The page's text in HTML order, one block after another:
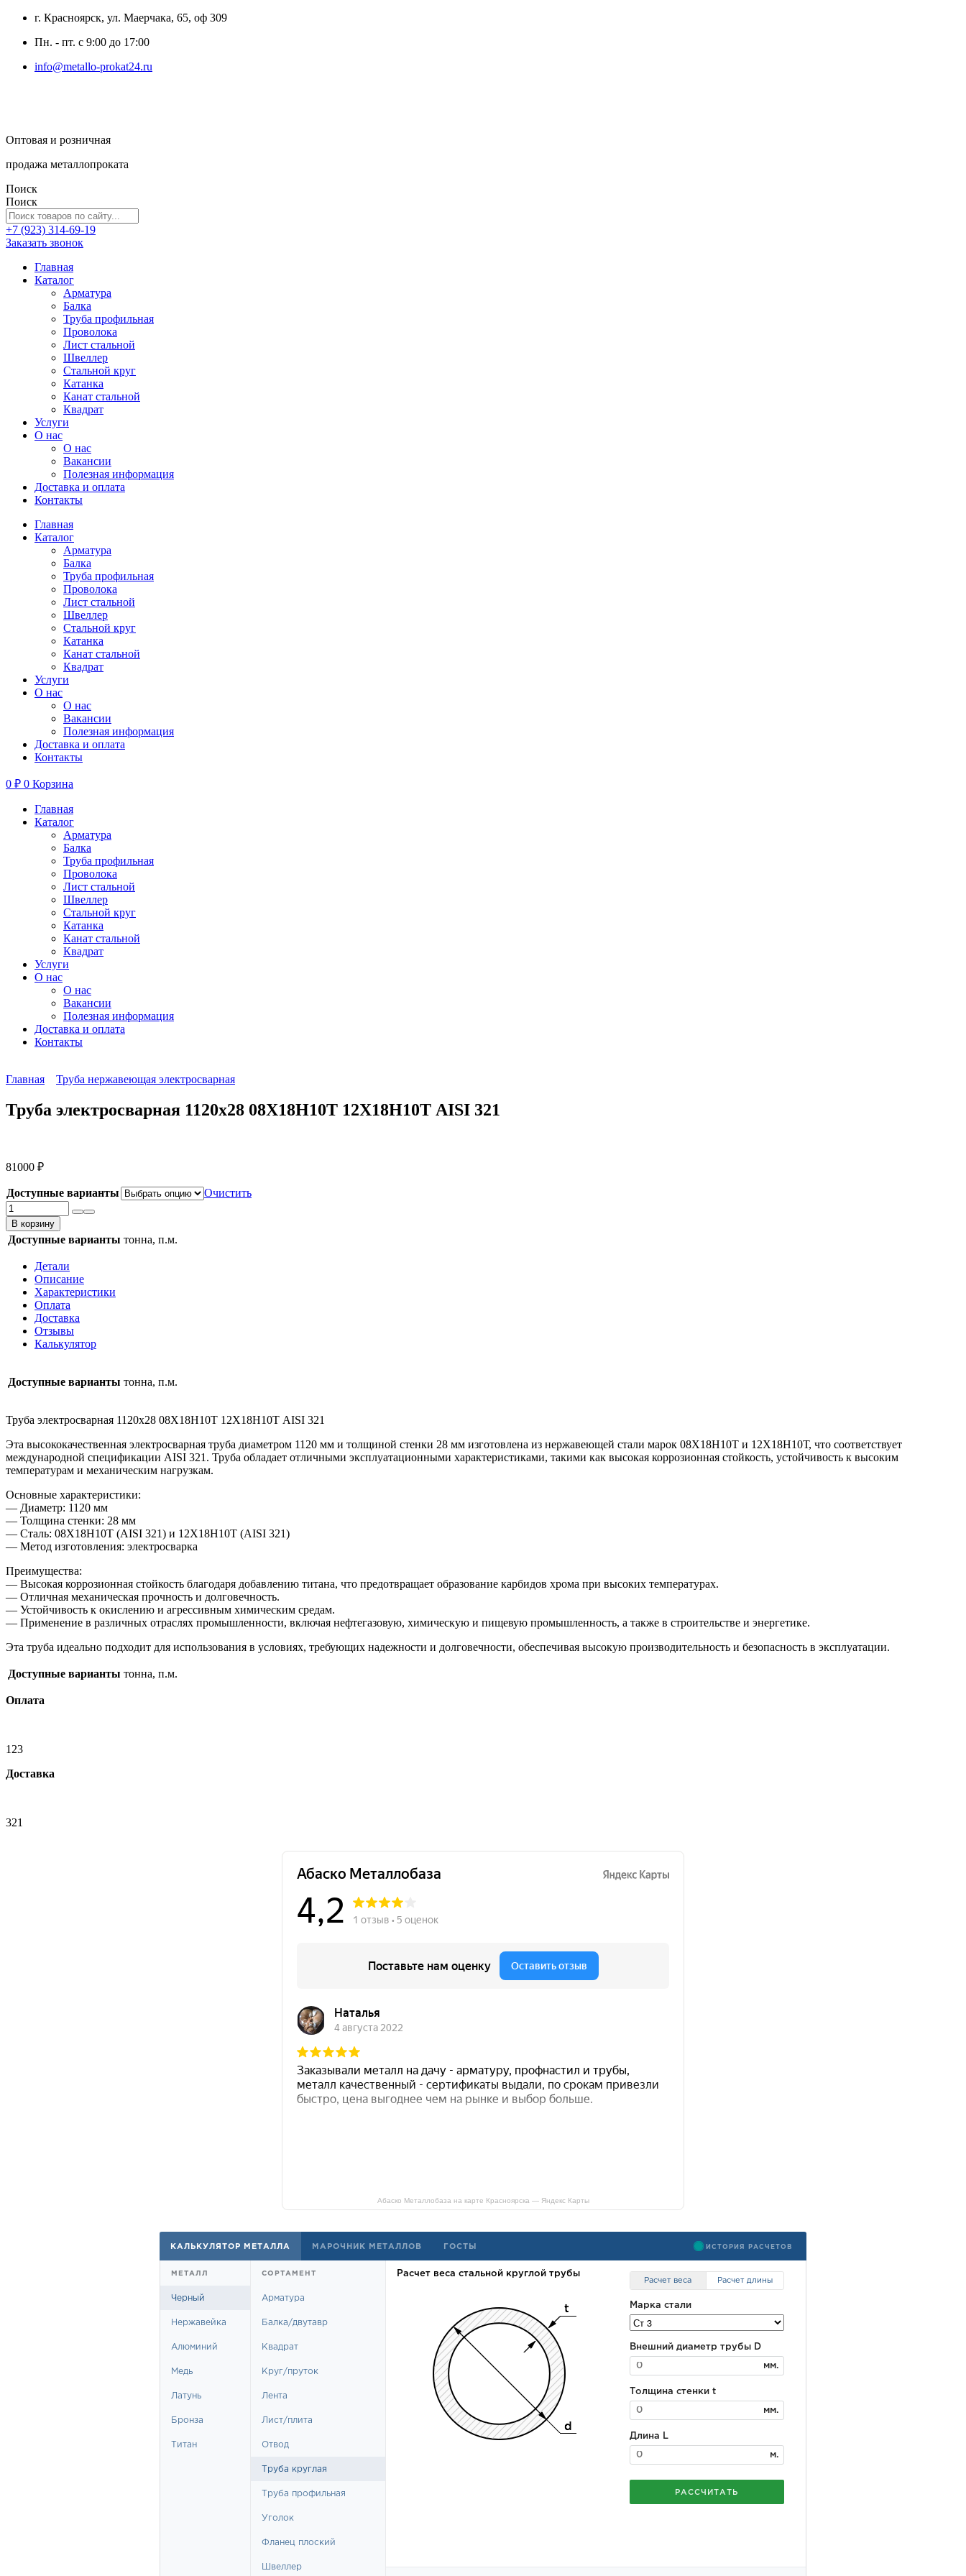
г. Красноярск, ул. Маерчака, 65, оф 309
Пн. - пт. с 9:00 до 17:00
info@metallo-prokat24.ru
Оптовая и розничная
продажа металлопроката
Поиск
Поиск
+7 (923) 314-69-19
Заказать звонок
Главная
Каталог
Арматура
Балка
Труба профильная
Проволока
Лист стальной
Швеллер
Стальной круг
Катанка
Канат стальной
Квадрат
Услуги
О нас
О нас
Вакансии
Полезная информация
Доставка и оплата
Контакты
Главная
Каталог
Арматура
Балка
Труба профильная
Проволока
Лист стальной
Швеллер
Стальной круг
Катанка
Канат стальной
Квадрат
Услуги
О нас
О нас
Вакансии
Полезная информация
Доставка и оплата
Контакты
0 ₽ 0 Корзина
Главная
Каталог
Арматура
Балка
Труба профильная
Проволока
Лист стальной
Швеллер
Стальной круг
Катанка
Канат стальной
Квадрат
Услуги
О нас
О нас
Вакансии
Полезная информация
Доставка и оплата
Контакты
Главная Труба нержавеющая электросварная
Труба электросварная 1120х28 08Х18Н10Т 12Х18Н10Т AISI 321
81000 ₽
Доступные варианты
Очистить
Количество
товара
Труба
электросварная
08Х18Н10Т
12Х18Н10Т
AISI
В корзину
Доступные варианты тонна, п.м.
Детали
Описание
Характеристики
Оплата
Доставка
Отзывы
Калькулятор
Доступные варианты тонна, п.м.
Труба электросварная 1120х28 08Х18Н10Т 12Х18Н10Т AISI 321
Эта высококачественная электросварная труба диаметром 1120 мм и толщиной стенки 28 мм изготовлена из нержавеющей стали марок 08Х18Н10Т и 12Х18Н10Т, что соответствует
международной спецификации AISI 321. Труба обладает отличными эксплуатационными характеристиками, такими как высокая коррозионная стойкость, устойчивость к высоким
температурам и механическим нагрузкам.
Основные характеристики:
— Диаметр: 1120 мм
— Толщина стенки: 28 мм
— Сталь: 08Х18Н10Т (AISI 321) и 12Х18Н10Т (AISI 321)
— Метод изготовления: электросварка
Преимущества:
— Высокая коррозионная стойкость благодаря добавлению титана, что предотвращает образование карбидов хрома при высоких температурах.
— Отличная механическая прочность и долговечность.
— Устойчивость к окислению и агрессивным химическим средам.
— Применение в различных отраслях промышленности, включая нефтегазовую, химическую и пищевую промышленность, а также в строительстве и энергетике.
Эта труба идеально подходит для использования в условиях, требующих надежности и долговечности, обеспечивая высокую производительность и безопасность в эксплуатации.
Доступные варианты тонна, п.м.
Оплата
123
Доставка
321
Абаско Металлобаза на карте Красноярска — Яндекс Карты